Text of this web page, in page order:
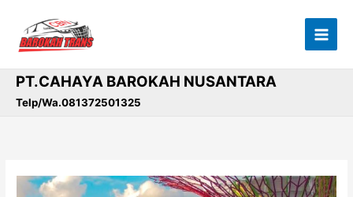
konten
PT.CAHAYA BAROKAH NUSANTARA
Telp/Wa.081372501325